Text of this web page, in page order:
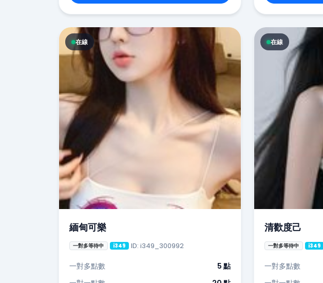
在線
緬甸可樂
一對多等待中 i349 ID: i349_300992
一對多點數
5 點
在線
清歡度己
一對多等待中 i349
一對多點數